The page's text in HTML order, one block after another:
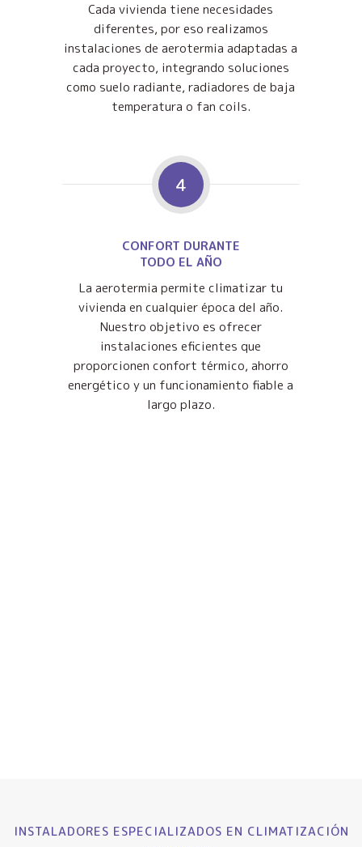
Cada vivienda tiene necesidades
diferentes, por eso realizamos
instalaciones de aerotermia adaptadas a
cada proyecto, integrando soluciones
como suelo radiante, radiadores de baja
temperatura o fan coils.
4
CONFORT DURANTE
TODO EL AÑO
La aerotermia permite climatizar tu
vivienda en cualquier época del año.
Nuestro objetivo es ofrecer
instalaciones eficientes que
proporcionen confort térmico, ahorro
energético y un funcionamiento fiable a
largo plazo.
INSTALADORES ESPECIALIZADOS EN CLIMATIZACIÓN